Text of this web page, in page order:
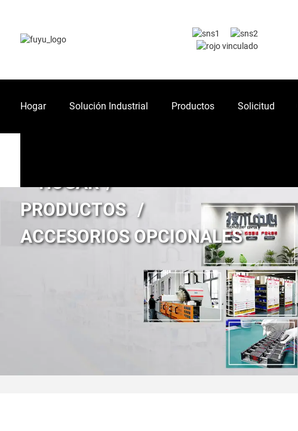
Hogar Solución Industrial Productos Solicitud
HOGAR
PRODUCTOS
ACCESORIOS OPCIONALES